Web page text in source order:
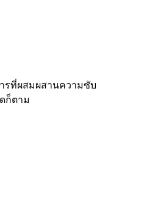
รที่ผสมผสานความซับ
ก็ตาม